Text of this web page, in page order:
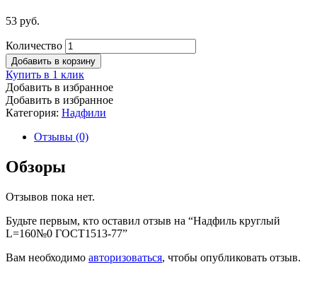
53 руб.
Количество
Добавить в корзину
Купить в 1 клик
Добавить в избранное
Добавить в избранное
Категория: Надфили
Отзывы (0)
Обзоры
Отзывов пока нет.
Будьте первым, кто оставил отзыв на “Надфиль круглый
L=160№0 ГОСТ1513-77”
Вам необходимо авторизоваться, чтобы опубликовать отзыв.